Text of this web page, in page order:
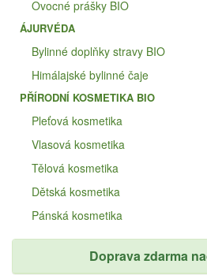
Ovocné prášky BIO
ÁJURVÉDA
Bylinné doplňky stravy BIO
Himálajské bylinné čaje
PŘÍRODNÍ KOSMETIKA BIO
Pleťová kosmetika
Vlasová kosmetika
Tělová kosmetika
Dětská kosmetika
Pánská kosmetika
Doprava zdarma